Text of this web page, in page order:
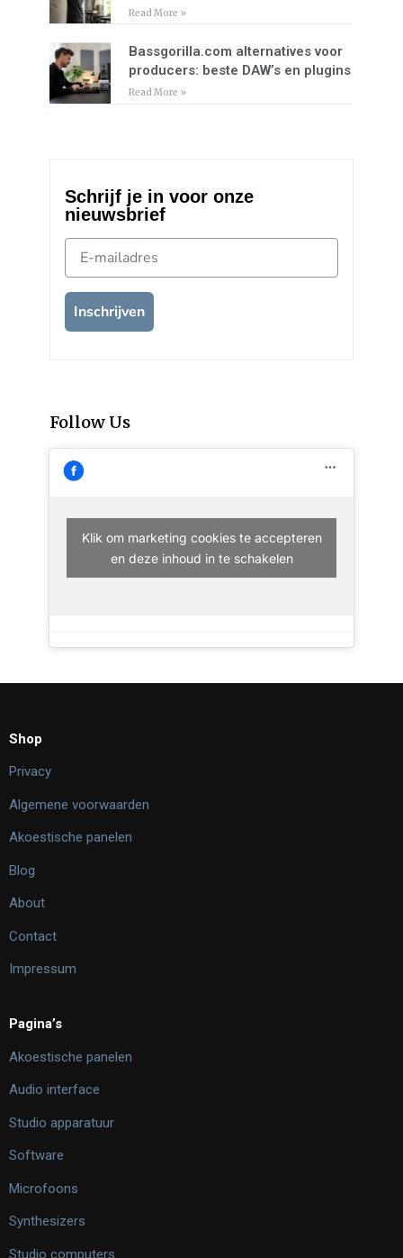
Read More »
Bassgorilla.com alternatives voor
producers: beste DAW’s en plugins
Read More »
Schrijf je in voor onze
nieuwsbrief
E-mailadres
Inschrijven
Follow Us
Klik om marketing cookies te accepteren
en deze inhoud in te schakelen
Shop
Privacy
Algemene voorwaarden
Akoestische panelen
Blog
About
Contact
Impressum
Pagina’s
Akoestische panelen
Audio interface
Studio apparatuur
Software
Microfoons
Synthesizers
Studio computers